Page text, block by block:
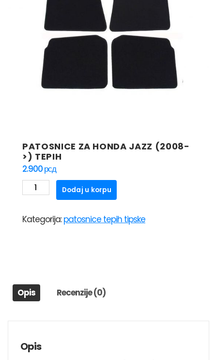
PATOSNICE ZA HONDA JAZZ (2008-
>) TEPIH
2.900рсд
PATOSNICE
ZA
JAZZ
Dodaj u korpu
Kategorija:patosnice tepih tipske
Opis Recenzije (0)
Opis